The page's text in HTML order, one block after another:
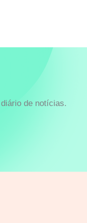
de notícias.